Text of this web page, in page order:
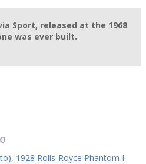
Sport, released at the 1968
was ever built.
, 1928 Rolls-Royce Phantom I